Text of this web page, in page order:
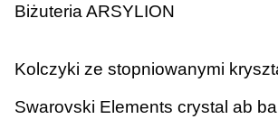
Biżuteria ARSYLION
Kolczyki ze stopniowanymi
Swarovski Elements crystal ab